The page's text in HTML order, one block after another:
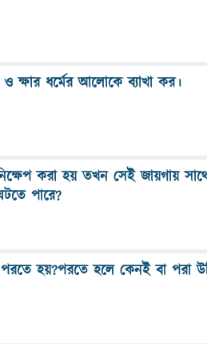
ক্ষার ধর্মের আলোকে ব‍্যাখা কর।
করা হয় তখন সেই জায়গায়
পারে?
পরতে হয়?পরতে হলে কেনই বা পরা